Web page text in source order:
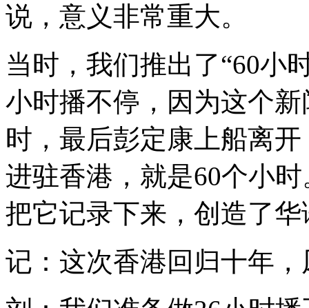
说，意义非常重大。
当时，我们推出了“60小
小时播不停，因为这个
时，最后彭定康上船离
进驻香港，就是60个小
把它记录下来，创造了
记：这次香港回归十年